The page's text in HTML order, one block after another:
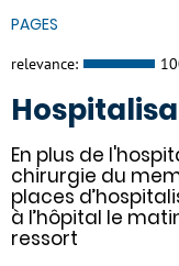
PAGES
relevance:
En plus de
chirurgie du
places
à l’hôpital le
ressort